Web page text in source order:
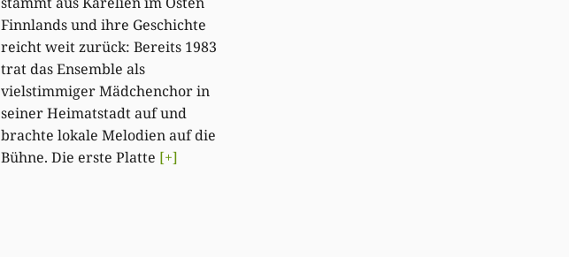
Finnlands und ihre Geschichte
reicht weit zurück: Bereits 1983
trat das Ensemble als
vielstimmiger Mädchenchor in
seiner Heimatstadt auf und
brachte lokale Melodien auf die
Bühne. Die erste Platte [+]